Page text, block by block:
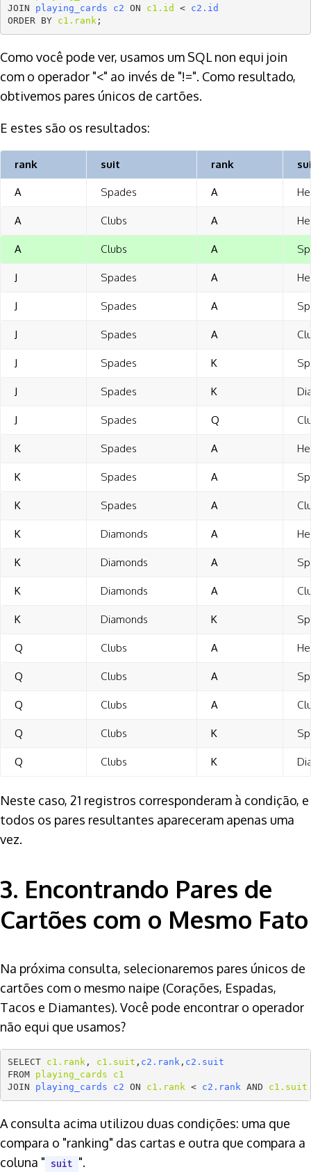
JOIN playing_cards c2 ON c1.id < c2.id
ORDER BY c1.rank
Como você pode ver, usamos um SQL non equi join
com o operador "<" ao invés de "!=". Como resultado,
obtivemos pares únicos de cartões.
E estes são os resultados:
rank suit rank
A Spades A
A Clubs A
A Clubs A
J Spades A
J Spades A
J Spades A
J Spades K
J Spades K
J Spades Q
K Spades A
K Spades A
K Spades A
K Diamonds A
K Diamonds A
K Diamonds A
K Diamonds K
Q Clubs A
Q Clubs A
Q Clubs A
Q Clubs K
Q Clubs K
Neste caso, 21 registros corresponderam à condição, e
todos os pares resultantes apareceram apenas uma
vez.
3. Encontrando Pares de
Cartões com o Mesmo Fato
Na próxima consulta, selecionaremos pares únicos de
cartões com o mesmo naipe (Corações, Espadas,
Tacos e Diamantes). Você pode encontrar o operador
não equi que usamos?
SELECT c1.rank, c1.suit , c2.rank, c2.suit
FROM playing_cards c1
JOIN playing_cards c2 ON c1.rank < c2.rank AND c1.suit
A consulta acima utilizou duas condições: uma que
compara o "ranking" das cartas e outra que compara a
coluna " suit ".